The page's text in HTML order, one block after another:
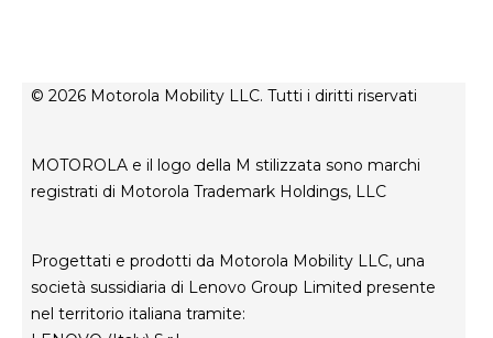
Stato di riparazione
Condizioni di vendita
Innovazione
© 2026 Motorola Mobility LLC. Tutti i diritti riservati
MOTOROLA e il logo della M stilizzata sono marchi
registrati di Motorola Trademark Holdings, LLC
Progettati e prodotti da Motorola Mobility LLC, una
società sussidiaria di Lenovo Group Limited presente
nel territorio italiana tramite: